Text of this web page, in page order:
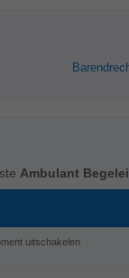
Ambulant
uitschakelen